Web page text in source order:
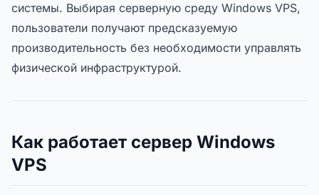
системы. Выбирая серверную среду Windows VPS,
пользователи получают предсказуемую
производительность без необходимости управлять
физической инфраструктурой.
Как работает сервер Windows
VPS